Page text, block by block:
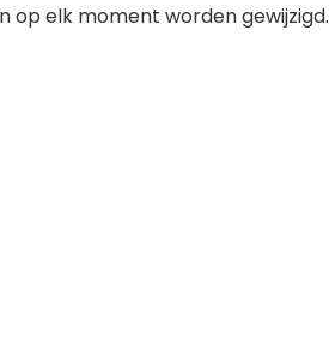
op elk moment worden gewijzigd.